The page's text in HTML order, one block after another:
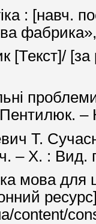
: [навч.
[Текст]/
проблеми
–
Т.
– X. : Вид.
мова для
content/